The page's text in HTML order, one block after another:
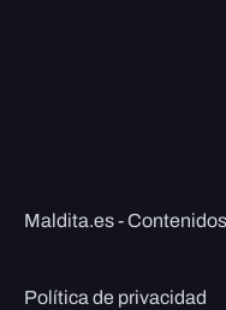
Maldita.es -
Política de privacidad